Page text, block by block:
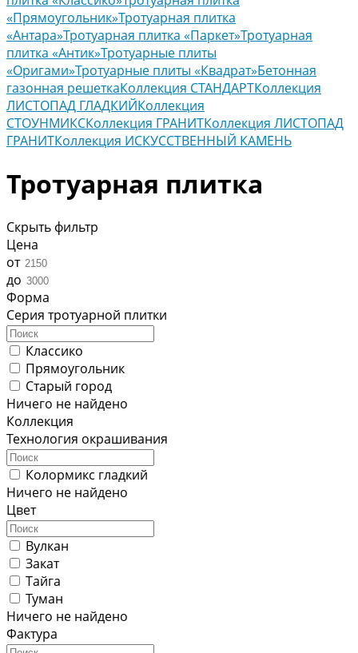
«Прямоугольник»Тротуарная плитка
«Антара»Тротуарная плитка «Паркет»Тротуарная
плитка «Антик»Тротуарные плиты
«Оригами»Тротуарные плиты «Квадрат»Бетонная
газонная решеткаКоллекция СТАНДАРТКоллекция
ЛИСТОПАД ГЛАДКИЙКоллекция
СТОУНМИКСКоллекция ГРАНИТКоллекция ЛИСТОПАД
ГРАНИТКоллекция ИСКУССТВЕННЫЙ КАМЕНЬ
Тротуарная плитка
Скрыть фильтр
Цена
от
до
Форма
Серия тротуарной плитки
Классико
Прямоугольник
Старый город
Ничего не найдено
Коллекция
Технология окрашивания
Колормикс гладкий
Ничего не найдено
Цвет
Вулкан
Закат
Тайга
Туман
Ничего не найдено
Фактура